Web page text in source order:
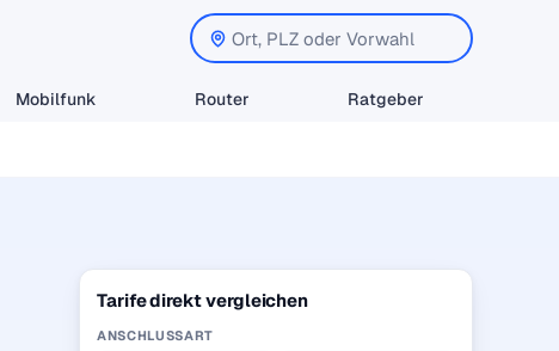
Mobilfunk Router Ratgeber
Tarife direkt vergleichen
ANSCHLUSSART